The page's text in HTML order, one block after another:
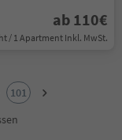
ab 110€
/ 1 Apartment Inkl. MwSt.
101